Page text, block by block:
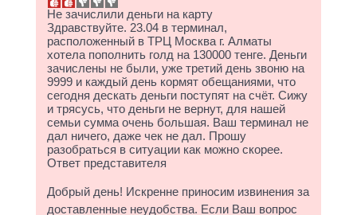
Не зачислили деньги на карту
Здравствуйте. 23.04 в терминал,
расположенный в ТРЦ Москва г. Алматы
хотела пополнить голд на 130000 тенге. Деньги
зачислены не были, уже третий день звоню на
9999 и каждый день кормят обещаниями, что
сегодня дескать деньги поступят на счёт. Сижу
и трясусь, что деньги не вернут, для нашей
семьи сумма очень большая. Ваш терминал не
дал ничего, даже чек не дал. Прошу
разобраться в ситуации как можно скорее.
Ответ представителя
Добрый день! Искренне приносим извинения за
доставленные неудобства. Если Ваш вопрос